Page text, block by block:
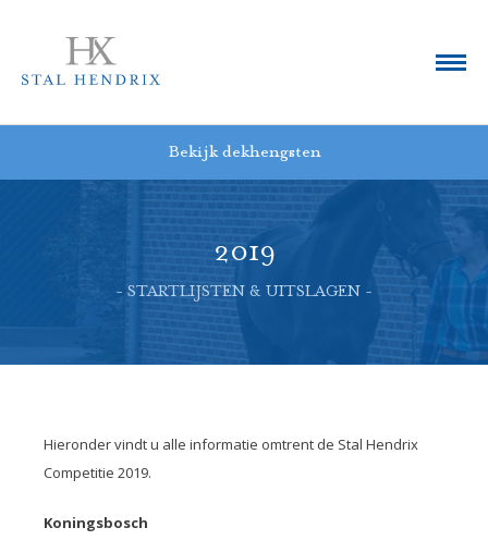
Bekijk dekhengsten
2019
- STARTLIJSTEN & UITSLAGEN -
Hieronder vindt u alle informatie omtrent de Stal Hendrix
Competitie 2019.
Koningsbosch